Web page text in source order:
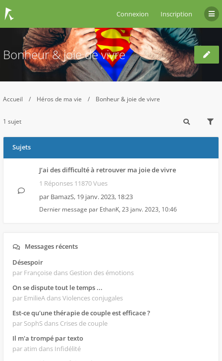
Connexion Inscription
Bonheur & joie de vivre
Accueil Héros de ma vie Bonheur & joie de vivre
1 sujet
Sujets
J’ai des difficulté à retrouver ma joie de vivre
1 Réponses 11870 Vues
par BamazS, 19 janv. 2023, 18:23
Dernier message par EthanK, 23 janv. 2023, 10:46
Messages récents
Désespoir
par Françoise dans Gestion des émotions
On se dispute tout le temps ...
par EmilieA dans Violences conjugales
Est-ce qu'une thérapie de couple est efficace ?
par SophS dans Crises de couple
Il m'a trompé par texto
par atim dans Infidélité